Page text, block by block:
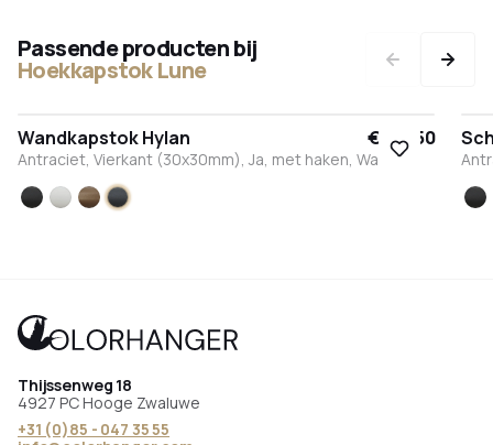
Passende producten bij
Hoekkapstok Lune
Wandkapstok Hylan € 162,50
Antraciet, Vierkant (30x30mm), Ja, met haken, Wand
ZwartWitBronsAntraciet
Thijssenweg 18
4927 PC Hooge Zwaluwe
+31 (0)85 - 047 35 55